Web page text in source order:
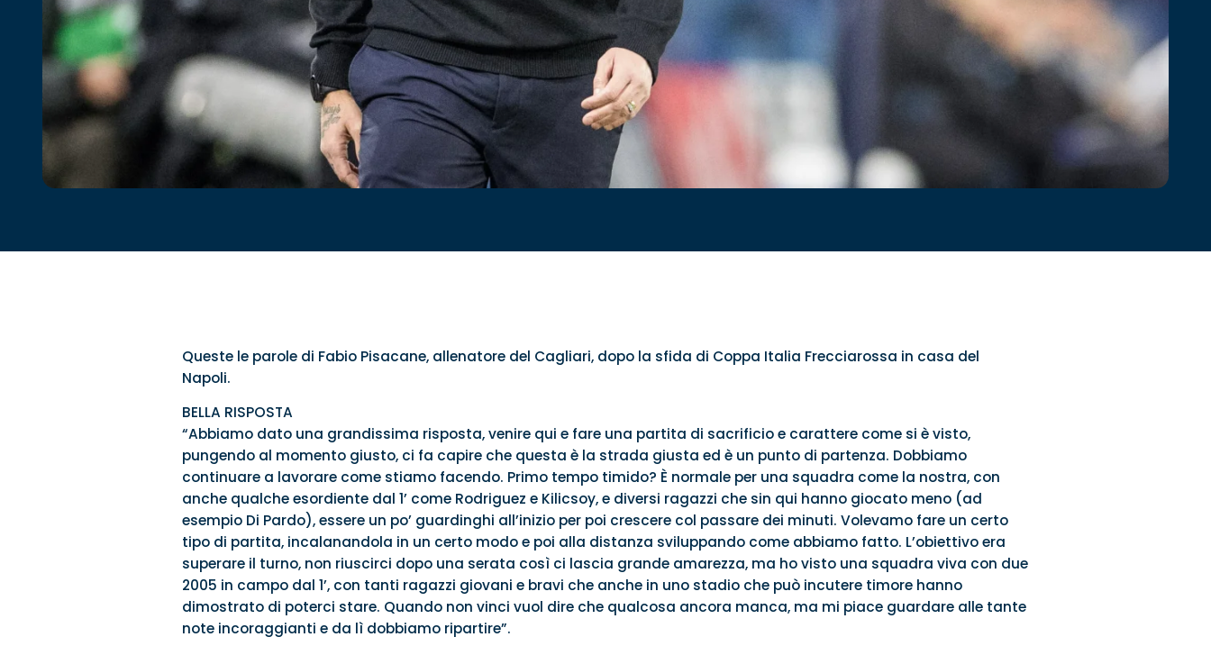
Queste le parole di Fabio Pisacane, allenatore del Cagliari, dopo la sfida di Coppa Italia Frecciarossa in casa del
Napoli.
BELLA RISPOSTA
“Abbiamo dato una grandissima risposta, venire qui e fare una partita di sacrificio e carattere come si è visto,
pungendo al momento giusto, ci fa capire che questa è la strada giusta ed è un punto di partenza. Dobbiamo
continuare a lavorare come stiamo facendo. Primo tempo timido? È normale per una squadra come la nostra, con
anche qualche esordiente dal 1’ come Rodriguez e Kilicsoy, e diversi ragazzi che sin qui hanno giocato meno (ad
esempio Di Pardo), essere un po’ guardinghi all’inizio per poi crescere col passare dei minuti. Volevamo fare un certo
tipo di partita, incalanandola in un certo modo e poi alla distanza sviluppando come abbiamo fatto. L’obiettivo era
superare il turno, non riuscirci dopo una serata così ci lascia grande amarezza, ma ho visto una squadra viva con due
2005 in campo dal 1’, con tanti ragazzi giovani e bravi che anche in uno stadio che può incutere timore hanno
dimostrato di poterci stare. Quando non vinci vuol dire che qualcosa ancora manca, ma mi piace guardare alle tante
note incoraggianti e da lì dobbiamo ripartire”.